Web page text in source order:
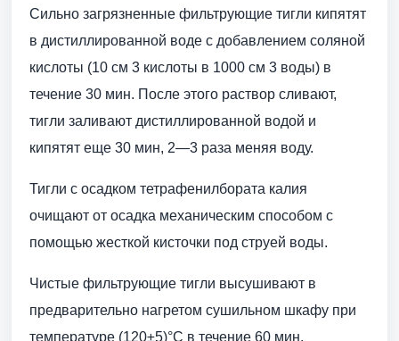
Сильно загрязненные фильтрующие тигли кипятят
в дистиллированной воде с добавлением соляной
кислоты (10 см 3 кислоты в 1000 см 3 воды) в
течение 30 мин. После этого раствор сливают,
тигли заливают дистиллированной водой и
кипятят еще 30 мин, 2—3 раза меняя воду.
Тигли с осадком тетрафенилбората калия
очищают от осадка механическим способом с
помощью жесткой кисточки под струей воды.
Чистые фильтрующие тигли высушивают в
предварительно нагретом сушильном шкафу при
температуре (120±5)°С в течение 60 мин,